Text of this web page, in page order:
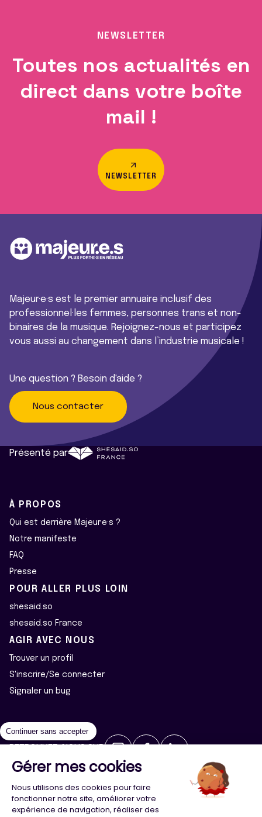
NEWSLETTER
Toutes nos actualités en
direct dans votre boîte
mail !
NEWSLETTER
Majeur·e·s est le premier annuaire inclusif des
professionnel·les femmes, personnes trans et non-
binaires de la musique. Rejoignez-nous et participez
vous aussi au changement dans l’industrie musicale !
Une question ? Besoin d'aide ?
Nous contacter
Présenté par
À PROPOS
Qui est derrière Majeur·e·s ?
Notre manifeste
FAQ
Presse
POUR ALLER PLUS LOIN
shesaid.so
shesaid.so France
AGIR AVEC NOUS
Trouver un profil
S'inscrire/Se connecter
Signaler un bug
2026 ©Majeur·e·s - Tous droits réservés
Politique de confidentialité
Cookies
Continuer sans accepter
Gérer mes cookies
Nous utilisons des cookies pour faire
fonctionner notre site, améliorer votre
expérience de navigation, réaliser des